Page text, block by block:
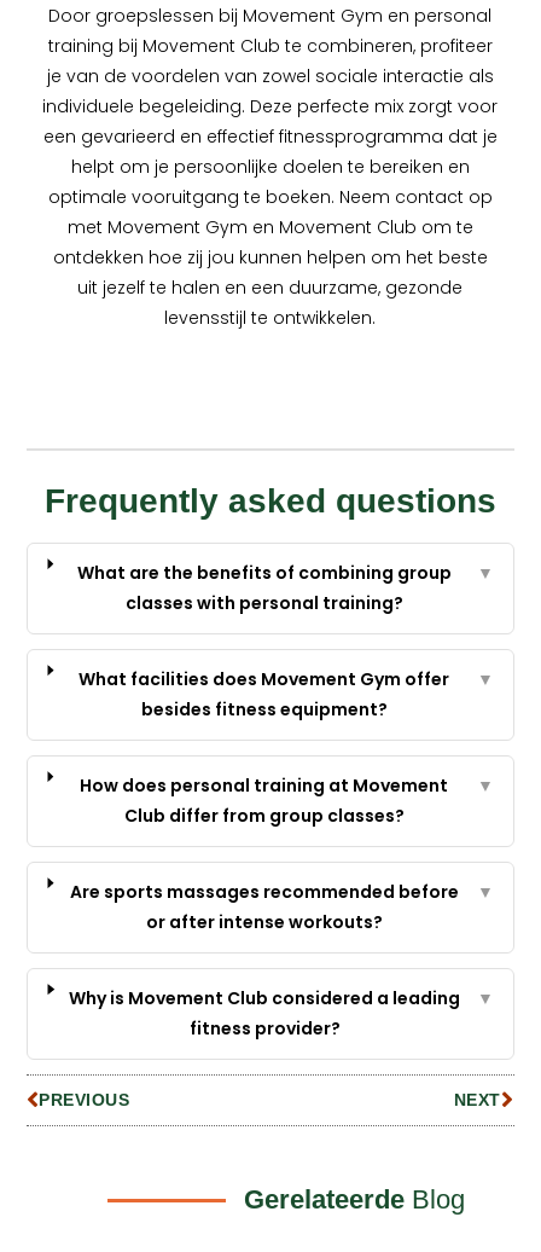
Door groepslessen bij Movement Gym en personal
training bij Movement Club te combineren, profiteer
je van de voordelen van zowel sociale interactie als
individuele begeleiding. Deze perfecte mix zorgt voor
een gevarieerd en effectief fitnessprogramma dat je
helpt om je persoonlijke doelen te bereiken en
optimale vooruitgang te boeken. Neem contact op
met Movement Gym en Movement Club om te
ontdekken hoe zij jou kunnen helpen om het beste
uit jezelf te halen en een duurzame, gezonde
levensstijl te ontwikkelen.
Frequently asked questions
What are the benefits of combining group
classes with personal training?
▼
What facilities does Movement Gym offer
besides fitness equipment?
▼
How does personal training at Movement
Club differ from group classes?
▼
Are sports massages recommended before
or after intense workouts?
▼
Why is Movement Club considered a leading
fitness provider?
▼
PREVIOUS NEXT
Gerelateerde Blog